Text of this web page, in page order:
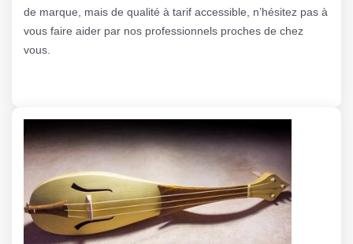
de marque, mais de qualité à tarif accessible, n’hésitez pas à
vous faire aider par nos professionnels proches de chez
vous.